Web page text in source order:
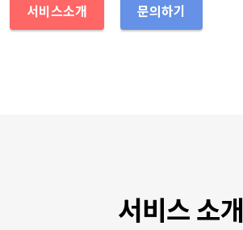
서비스소개 문의하기
서비스 소개